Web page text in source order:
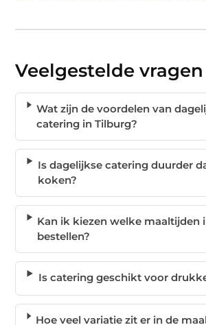
Veelgestelde vragen
Wat zijn de voordelen van
catering in Tilburg?
Is dagelijkse catering duurder
koken?
Kan ik kiezen welke maaltijden
bestellen?
Is catering geschikt voor
Hoe veel variatie zit er in de